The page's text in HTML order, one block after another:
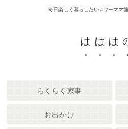
毎日楽しく暮らしたい♫ワーママ
ははは
らくらく家事
お出かけ